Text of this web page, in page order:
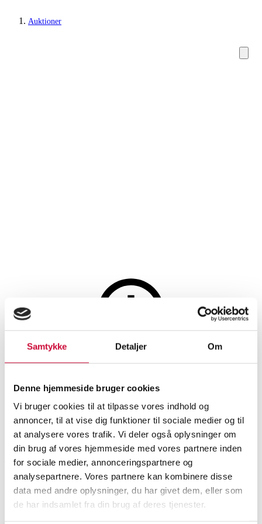
Samtykke Detaljer Om
Denne hjemmeside bruger cookies
Vi bruger cookies til at tilpasse vores indhold og
annoncer, til at vise dig funktioner til sociale medier og til
at analysere vores trafik. Vi deler også oplysninger om
din brug af vores hjemmeside med vores partnere inden
for sociale medier, annonceringspartnere og
analysepartnere. Vores partnere kan kombinere disse
data med andre oplysninger, du har givet dem, eller som
de har indsamlet fra din brug af deres tjenester.
Auktioner
Et par kinesiske lamper (2+2)
SHOWROOM
Hørsholm
VURDERING
DKK
VARENUMMER
6545359
Beskrivelse